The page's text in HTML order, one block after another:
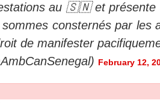
au 🇸🇳 et présente
consternés par les
de manifester
February 12,